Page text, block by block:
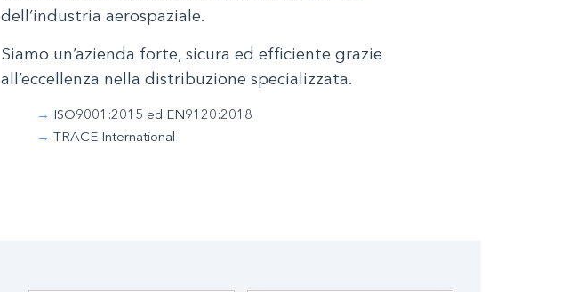
dell’industria aerospaziale.
Siamo un’azienda forte, sicura ed efficiente grazie
all’eccellenza nella distribuzione specializzata.
ISO9001:2015 ed EN9120:2018
TRACE International